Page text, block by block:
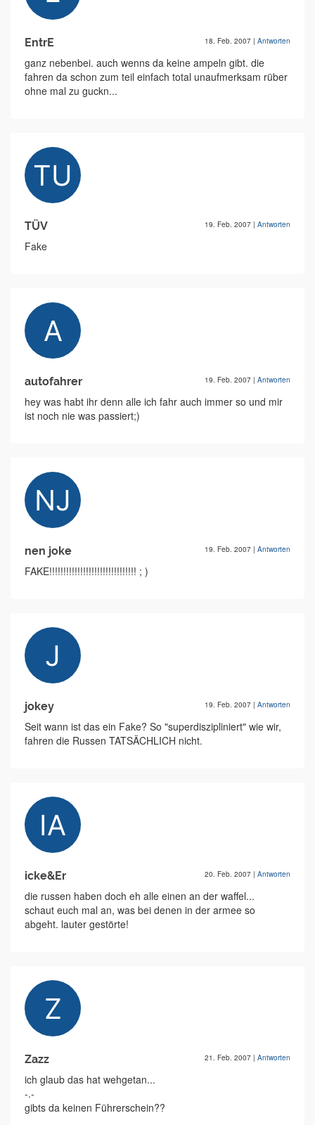
EntrE 18. Feb. 2007 | Antworten
ganz nebenbei. auch wenns da keine ampeln gibt. die
fahren da schon zum teil einfach total unaufmerksam rüber
ohne mal zu guckn...
TÜV 19. Feb. 2007 | Antworten
Fake
autofahrer 19. Feb. 2007 | Antworten
hey was habt ihr denn alle ich fahr auch immer so und mir
ist noch nie was passiert;)
nen joke 19. Feb. 2007 | Antworten
FAKE!!!!!!!!!!!!!!!!!!!!!!!!!!!!!!! ; )
jokey 19. Feb. 2007 | Antworten
Seit wann ist das ein Fake? So "superdiszipliniert" wie wir,
fahren die Russen TATSÄCHLICH nicht.
icke&Er 20. Feb. 2007 | Antworten
die russen haben doch eh alle einen an der waffel...
schaut euch mal an, was bei denen in der armee so
abgeht. lauter gestörte!
Zazz 21. Feb. 2007 | Antworten
ich glaub das hat wehgetan...
-.-
gibts da keinen Führerschein??